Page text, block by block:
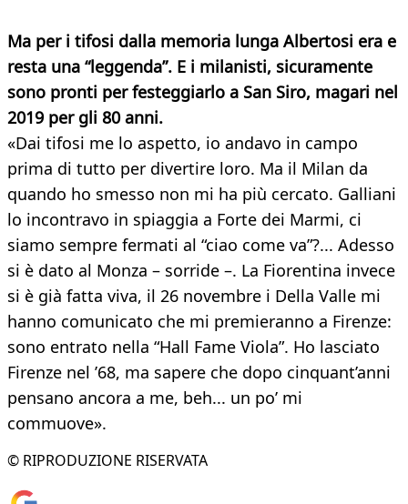
Ma per i tifosi dalla memoria lunga Albertosi era e
resta una “leggenda”. E i milanisti, sicuramente
sono pronti per festeggiarlo a San Siro, magari nel
2019 per gli 80 anni.
«Dai tifosi me lo aspetto, io andavo in campo
prima di tutto per divertire loro. Ma il Milan da
quando ho smesso non mi ha più cercato. Galliani
lo incontravo in spiaggia a Forte dei Marmi, ci
siamo sempre fermati al “ciao come va”?... Adesso
si è dato al Monza – sorride –. La Fiorentina invece
si è già fatta viva, il 26 novembre i Della Valle mi
hanno comunicato che mi premieranno a Firenze:
sono entrato nella “Hall Fame Viola”. Ho lasciato
Firenze nel ’68, ma sapere che dopo cinquant’anni
pensano ancora a me, beh... un po’ mi
commuove».
© RIPRODUZIONE RISERVATA